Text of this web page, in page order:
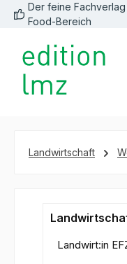
Zur
Der feine
Food-Bereich
Landwirtschaft
Landwirt:in